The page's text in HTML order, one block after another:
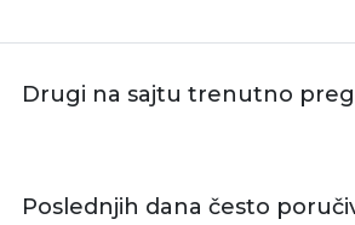
Drugi na sajtu trenutno
Poslednjih dana često